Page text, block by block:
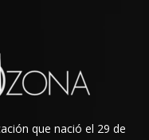
que nació el 29 de